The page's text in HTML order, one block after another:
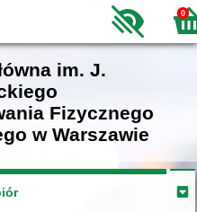
0
im. J.
Fizycznego
w Warszawie